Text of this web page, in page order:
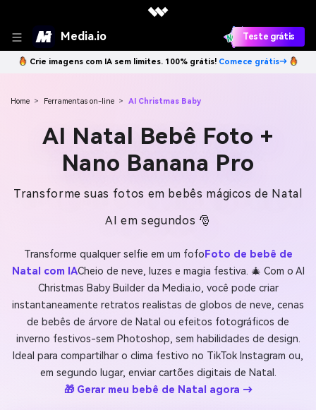
Media.io Teste grátis
Crie imagens com IA sem limites. 100% grátis! Comece grátis→
Home > Ferramentas on-line > AI Christmas Baby
AI Natal Bebê Foto +
Nano Banana Pro
Transforme suas fotos em bebês mágicos de Natal
AI em segundos 🎅
Transforme qualquer selfie em um fofo Foto de bebê de
Natal com IACheio de neve, luzes e magia festiva. 🎄 Com o AI
Christmas Baby Builder da Media.io, você pode criar
instantaneamente retratos realistas de globos de neve, cenas
de bebês de árvore de Natal ou efeitos fotográficos de
inverno festivos-sem Photoshop, sem habilidades de design.
Ideal para compartilhar o clima festivo no TikTok Instagram ou,
em segundo lugar, enviar cartões digitais de Natal.
🎁 Gerar meu bebê de Natal agora →